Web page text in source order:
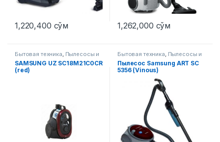
1,220,400 сўм 1,262,000 сўм
Бытовая техника, Пылесосы и
аксессуары
SAMSUNG UZ SC18M21C0CR
(red)
Бытовая техника, Пылесосы и
аксессуары
Пылесос Samsung ART SC
5356 (Vinous)